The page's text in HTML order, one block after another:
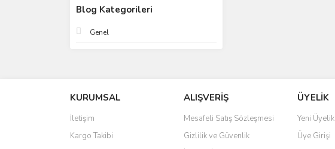
Blog Kategorileri
Genel
KURUMSAL
İletişim
Kargo Takibi
ALIŞVERİŞ
Mesafeli Satış Sözleşmesi
Gizlilik ve Güvenlik
ÜYELİK
Yeni Üyelik
Üye Girişi